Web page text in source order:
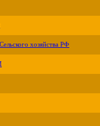
хозяйства РФ